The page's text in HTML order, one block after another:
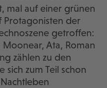
mal auf einer grünen
Protagonisten der
getroffen:
Moonear, Ata, Roman
zählen zu den
sich zum Teil schon